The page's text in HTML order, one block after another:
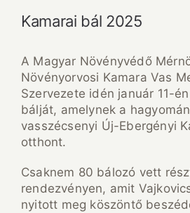
Kamarai bál 2025
A Magyar Növényvédő
Növényorvosi Kamara Vas
Szervezete idén január 11-
bálját, amelynek a
vasszécsenyi Új-Ebergényi
otthont.
Csaknem 80 bálozó vett
rendezvényen, amit
nyitott meg köszöntő